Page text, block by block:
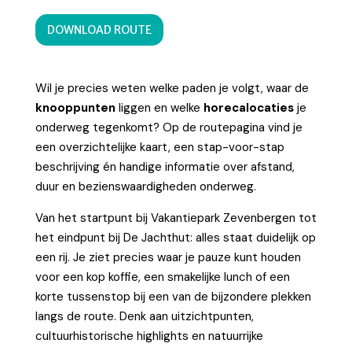
DOWNLOAD ROUTE
Wil je precies weten welke paden je volgt, waar de
knooppunten liggen en welke horecalocatiesje
onderweg tegenkomt? Op de routepagina vind je
een overzichtelijke kaart, een stap-voor-stap
beschrijving én handige informatie over afstand,
duur en bezienswaardigheden onderweg.
Van het startpunt bij Vakantiepark Zevenbergen tot
het eindpunt bij De Jachthut: alles staat duidelijk op
een rij. Je ziet precies waar je pauze kunt houden
voor een kop koffie, een smakelijke lunch of een
korte tussenstop bij een van de bijzondere plekken
langs de route. Denk aan uitzichtpunten,
cultuurhistorische highlights en natuurrijke